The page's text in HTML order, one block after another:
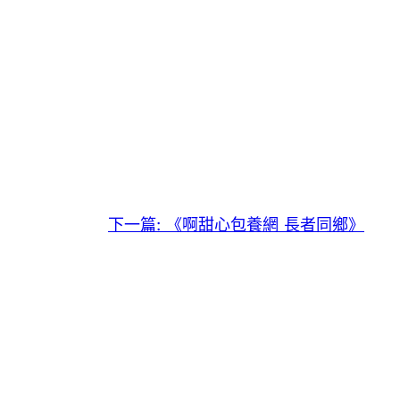
下一篇: 《啊甜心包養網 長者同鄉》